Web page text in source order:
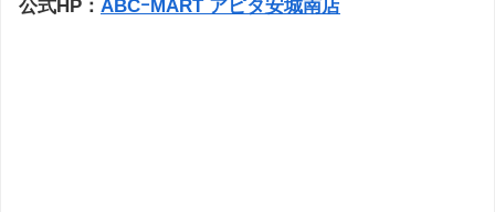
公式HP： ABCｰMART アピタ安城南店